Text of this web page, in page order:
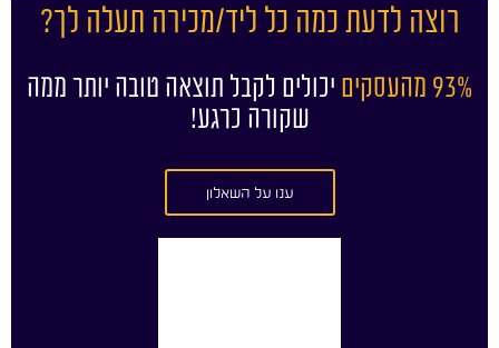
רוצה לדעת כמה כל ליד/מכירה תעלה לך?
93% מהעסקים
יכולים לקבל תוצאה טובה יותר ממה
שקורה כרגע!
ענו על השאלון